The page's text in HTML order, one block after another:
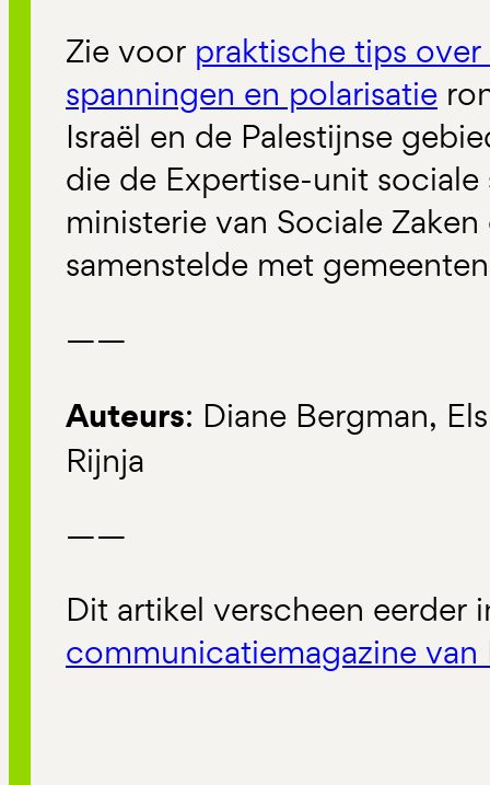
Zie voor praktische tips
spanningen en polarisatie
Israël en de Palestijnse
die de Expertise-unit
ministerie van Sociale
samenstelde met
——
Auteurs: Diane Bergman,
Rijnja
——
Dit artikel verscheen eerder
communicatiemagazine van